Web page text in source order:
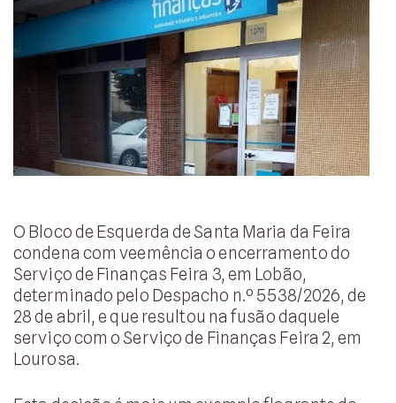
O Bloco de Esquerda de Santa Maria da Feira
condena com veemência o encerramento do
Serviço de Finanças Feira 3, em Lobão,
determinado pelo Despacho n.º 5538/2026, de
28 de abril, e que resultou na fusão daquele
serviço com o Serviço de Finanças Feira 2, em
Lourosa.